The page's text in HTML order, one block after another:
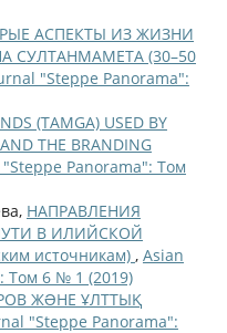
АСПЕКТЫ ИЗ ЖИЗНИ
СУЛТАНМАМЕТА (30–50
"Steppe Panorama":
(TAMGA) USED BY
THE BRANDING
Panorama": Том
НАПРАВЛЕНИЯ
В ИЛИЙСКОЙ
источникам) , Asian
Том 6 № 1 (2019)
ЖƏНЕ ҰЛТТЫҚ
"Steppe Panorama":